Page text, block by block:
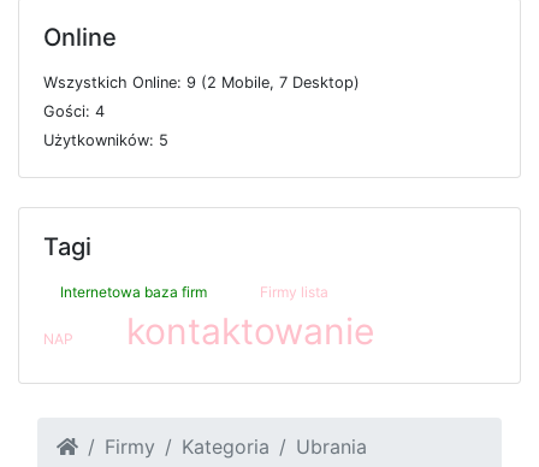
Online
Wszystkich Online: 9 (2 Mobile, 7 Desktop)
Gości: 4
Użytkowników: 5
Tagi
Internetowa baza firm Firmy lista
NAP kontaktowanie
Firmy Kategoria Ubrania